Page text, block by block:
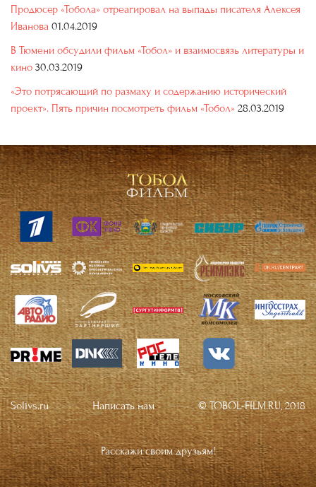
Продюсер «Тобола» отреагировал на выпады писателя Алексея
Иванова 01.04.2019
В Тюмени обсудили фильм «Тобол» и взаимосвязь литературы и
кино 30.03.2019
«Это потрясающий по размаху и содержанию исторический
проект». Пять причин посмотреть фильм «Тобол» 28.03.2019
Solivs.ru Написать нам © TOBOL-FILM.RU, 2018
Расскажи своим друзьям!